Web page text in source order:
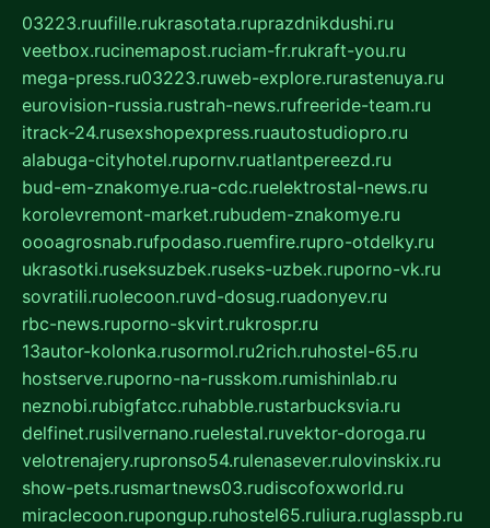
03223.ruufille.rukrasotata.ruprazdnikdushi.ru
veetbox.rucinemapost.ruciam-fr.rukraft-you.ru
mega-press.ru03223.ruweb-explore.rurastenuya.ru
eurovision-russia.rustrah-news.rufreeride-team.ru
itrack-24.rusexshopexpress.ruautostudiopro.ru
alabuga-cityhotel.rupornv.ruatlantpereezd.ru
bud-em-znakomye.rua-cdc.ruelektrostal-news.ru
korolevremont-market.rubudem-znakomye.ru
oooagrosnab.rufpodaso.ruemfire.rupro-otdelky.ru
ukrasotki.ruseksuzbek.ruseks-uzbek.ruporno-vk.ru
sovratili.ruolecoon.ruvd-dosug.ruadonyev.ru
rbc-news.ruporno-skvirt.rukrospr.ru
13autor-kolonka.rusormol.ru2rich.ruhostel-65.ru
hostserve.ruporno-na-russkom.rumishinlab.ru
neznobi.rubigfatcc.ruhabble.rustarbucksvia.ru
delfinet.rusilvernano.ruelestal.ruvektor-doroga.ru
velotrenajery.rupronso54.rulenasever.rulovinskix.ru
show-pets.rusmartnews03.rudiscofoxworld.ru
miraclecoon.rupongup.ruhostel65.ruliura.ruglasspb.ru